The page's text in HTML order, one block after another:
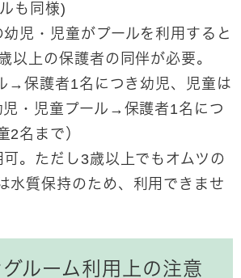
も同様)
児・児童がプールを利用すると
以上の保護者の同伴が必要。
→保護者1名につき幼児、児童は
児・児童プール→保護者1名につ
2名まで）
。ただし3歳以上でもオムツの
水質保持のため、利用できませ
グルーム利用上の注意